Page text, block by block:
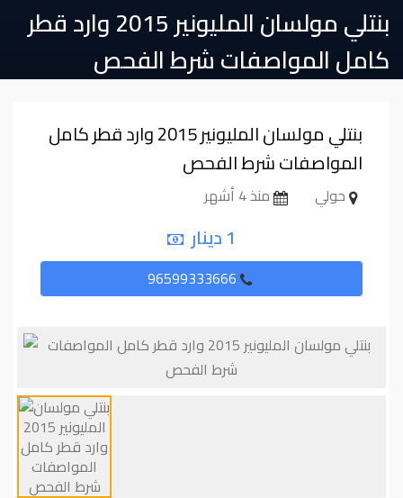
بنتلي مولسان المليونير 2015 وارد قطر
كامل المواصفات شرط الفحص
بنتلي مولسان المليونير 2015 وارد قطر كامل
المواصفات شرط الفحص
حولي منذ 4 أشهر
1 دينار